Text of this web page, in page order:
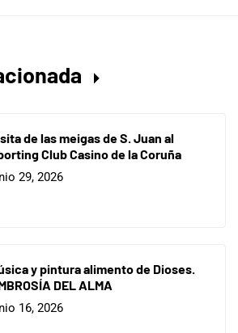
de las meigas de S. Juan al
Club Casino de la Coruña
29, 2026
y pintura alimento de Dioses.
DEL ALMA
16, 2026